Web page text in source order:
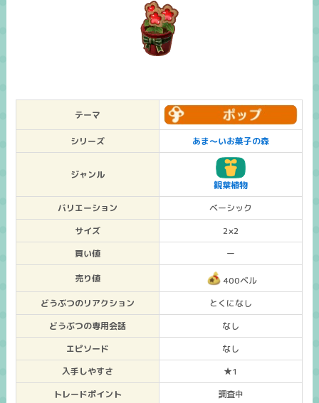
テーマ
シリーズ あま～いお菓子の森
ジャンル
観葉植物
バリエーション
ベーシック
サイズ
2×2
買い値
ー
売り値
400ベル
どうぶつのリアクション
とくになし
どうぶつの専用会話
なし
エピソード
なし
入手しやすさ
★1
トレードポイント
調査中